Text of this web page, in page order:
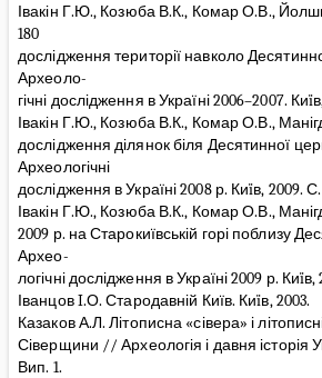
Івакін Г.Ю., Козюба В.К., Комар О.В.,
180
дослідження території навколо
Археоло-
гічні дослідження в Україні 2006–2007.
Івакін Г.Ю., Козюба В.К., Комар О.В.,
дослідження ділянок біля Десятинної
Археологічні
дослідження в Україні 2008 р. Киïв, 2009. С.
Івакін Г.Ю., Козюба В.К., Комар О.В.,
2009 р. на Старокиївській горі поблизу
Архео-
логічні дослідження в Україні 2009 р. Киïв,
Іванцов I.О. Стародавній Київ. Киïв, 2003.
Казаков А.Л. Літописна «сівера» і
Сіверщини // Археологія і давня історія
Вип. 1.